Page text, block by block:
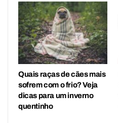
Quais raças de cães mais
sofrem com o frio? Veja
dicas para um inverno
quentinho